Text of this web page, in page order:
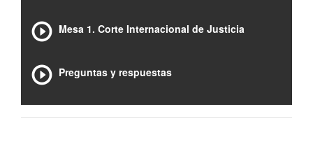
Mesa 1. Corte Internacional de Justicia
Preguntas y respuestas